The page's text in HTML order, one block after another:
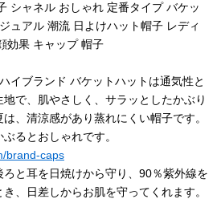
シャネル おしゃれ 定番タイプ バケッ
ュアル 潮流 日よけハット帽子 レディ
効果 キャップ 帽子
イブランド バケットハットは通気性と
で、肌やさしく、サラッとしたかぶり
、清涼感があり蒸れにくい帽子です。
るとおしゃれです。
brand-caps
と耳を日焼けから守り、90％紫外線を
、日差しからお肌を守ってくれます。